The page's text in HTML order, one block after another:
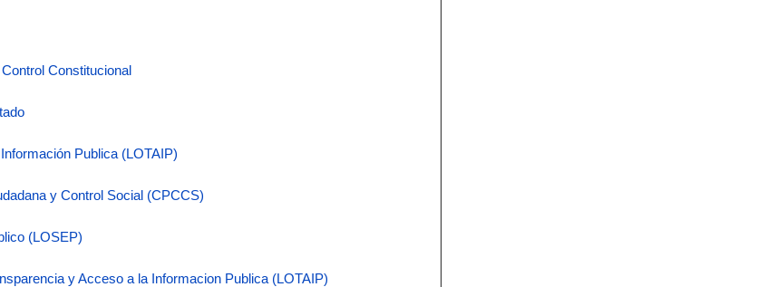
Constitucional
Publica (LOTAIP)
y Control Social (CPCCS)
(LOSEP)
y Acceso a la Informacion Publica (LOTAIP)